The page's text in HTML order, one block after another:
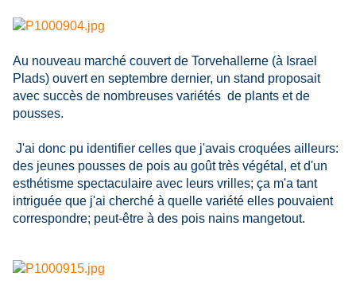
Au nouveau marché couvert de Torvehallerne (à Israel
Plads) ouvert en septembre dernier, un stand proposait
avec succès de nombreuses variétés de plants et de
pousses.
J'ai donc pu identifier celles que j'avais croquées ailleurs:
des jeunes pousses de pois au goût très végétal, et d'un
esthétisme spectaculaire avec leurs vrilles; ça m'a tant
intriguée que j'ai cherché à quelle variété elles pouvaient
correspondre; peut-être à des pois nains mangetout.